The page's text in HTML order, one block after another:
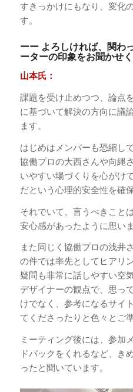
すきっかけにもなり、変化
す。
ーー よろしければ、関わ
ーターの印象をお聞かせく
山本氏：
課題を受け止めつつ、論点
に基づいて解決の方向に議
ます。
はじめはメンバーも恐縮し
協働プロの大西さんや向縄
いやすい場づくりを心がけ
だという心理的安全性を確
それでいて、言うべきこと
安心感があったように思いま
また同じく協働プロの浅井
の件では率先としてヒアリ
疑問も非常に話しやすい空
デザイナーの観点で、思っ
けでなく、参考になるサイ
てくださったりと色々とご
ミーティング後には、参加
ドバックをくれるなど、き
ったと聞いています。